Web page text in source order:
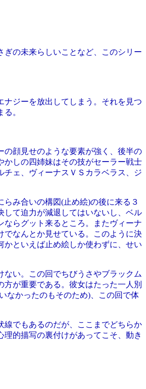
の未来らしいことなど、このシリー
ジーを放出してしまう。それを見つ
。
の顔見せのような要素が強く、後半の
しの四姉妹はその技がセーラー戦士
ェ、ヴィーナスＶＳカラベラス、ジ
み合いの構図(止め絵)の後に来る３
て迫力が減退してはいないし、ベル
らグット来るところ。またヴィーナ
でなんとか見せている。このように決
といえば止め絵しか使わずに、せい
い。この回でちびうさやブラックム
が重要である。彼女はたった一人別
なかったのもそのため)、この回で体
でもあるのだが、ここまでどちらか
的描写の裏付けがあってこそ、動き